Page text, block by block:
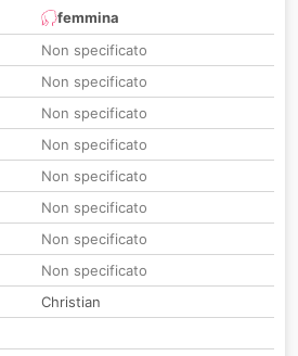
femmina
Non specificato
Non specificato
Non specificato
Non specificato
Non specificato
Non specificato
Non specificato
Non specificato
Christian